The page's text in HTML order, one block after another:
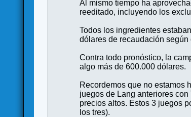
Al mismo tiempo ha
reeditado, incluyendo los
Todos los ingredientes
dólares de recaudación
Contra todo pronóstico, la
algo más de 600.000 dólares.
Recordemos que no estamos
juegos de Lang anteriores
precios altos. Estos 3 juegos
los tres).